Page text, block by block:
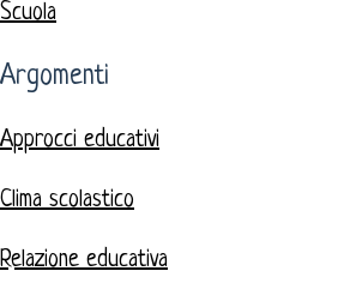
Scuola
Argomenti
Approcci educativi
Clima scolastico
Relazione educativa